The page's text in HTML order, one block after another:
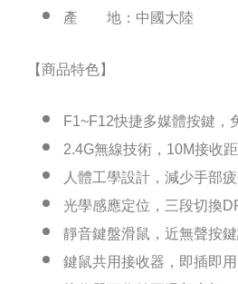
產 地：中國大陸
【商品特色】
F1~F12快捷多媒體按鍵，
2.4G無線技術，10M接收
人體工學設計，減少手部
光學感應定位，三段切換
靜音鍵盤滑鼠，近無聲按
鍵鼠共用接收器，即插即用